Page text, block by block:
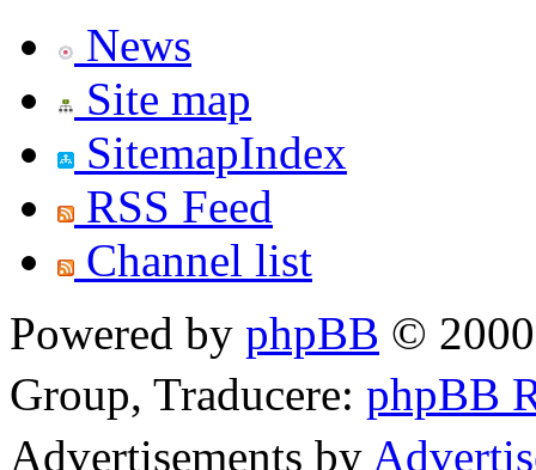
News
Site map
SitemapIndex
RSS Feed
Channel list
Powered by phpBB ©
Group, Traducere: phpBB
Advertisements by